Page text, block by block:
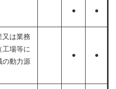
● ●
又は業務
工場等に
の動力源
● ●